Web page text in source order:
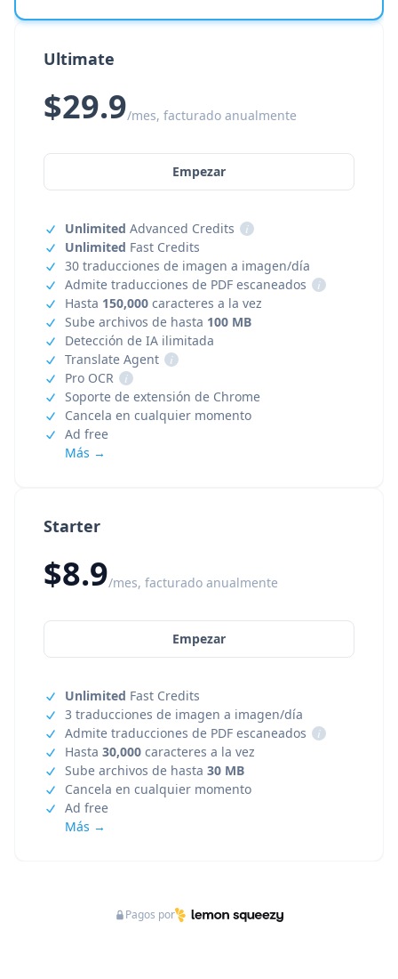
Starter
$8.9/mes, facturado anualmente
Empezar
Unlimited Fast Credits
3 traducciones de imagen a imagen/día
Admite traducciones de PDF escaneados
i
Hasta 30,000 caracteres a la vez
Sube archivos de hasta 30 MB
Cancela en cualquier momento
Ad free
Más →
Ultimate
$29.9/mes, facturado anualmente
Empezar
Unlimited Advanced Credits
i
Unlimited Fast Credits
30 traducciones de imagen a imagen/día
Admite traducciones de PDF escaneados
i
Hasta 150,000 caracteres a la vez
Sube archivos de hasta 100 MB
Detección de IA ilimitada
Translate Agent
i
Pro OCR
i
Soporte de extensión de Chrome
Cancela en cualquier momento
Ad free
Más →
Pagos por